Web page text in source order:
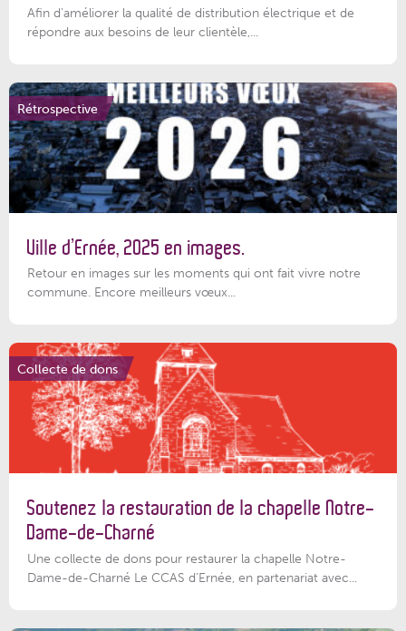
Afin d’améliorer la qualité de distribution électrique et de
répondre aux besoins de leur clientèle,...
Rétrospective
Ville d’Ernée, 2025 en images.
Retour en images sur les moments qui ont fait vivre notre
commune. Encore meilleurs vœux...
Collecte de dons
Soutenez la restauration de la chapelle Notre-
Dame-de-Charné
Une collecte de dons pour restaurer la chapelle Notre-
Dame-de-Charné Le CCAS d’Ernée, en partenariat avec...